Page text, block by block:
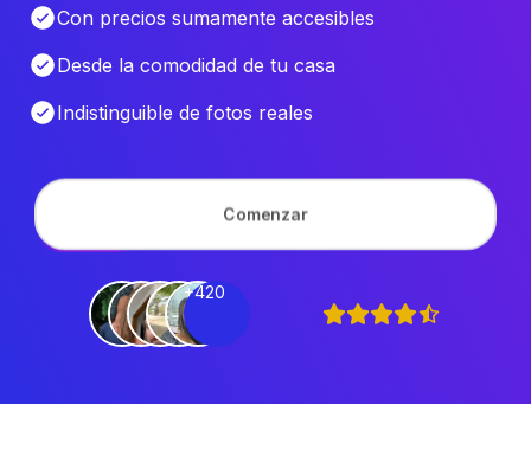
Con precios sumamente accesibles
Desde la comodidad de tu casa
Indistinguible de fotos reales
Comenzar
+420